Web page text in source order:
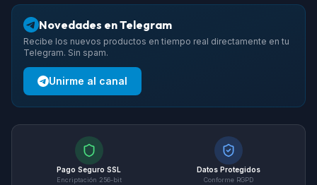
Novedades en Telegram
Recibe los nuevos productos en tiempo real directamente en tu
Telegram. Sin spam.
Unirme al canal
Pago Seguro SSL
Encriptación 256-bit
Datos Protegidos
Conforme RGPD